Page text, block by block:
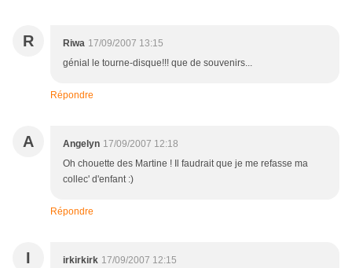
R Riwa 17/09/2007 13:15
génial le tourne-disque!!! que de souvenirs...
Répondre
A Angelyn 17/09/2007 12:18
Oh chouette des Martine ! Il faudrait que je me refasse ma
collec' d'enfant :)
Répondre
I irkirkirk 17/09/2007 12:15